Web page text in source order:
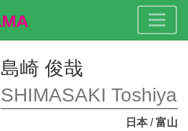
島崎 俊哉
SHIMASAKI Toshiya
日本/富山